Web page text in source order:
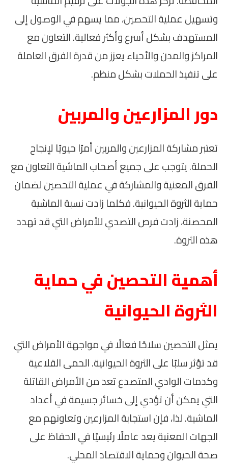
وتسهيل عملية التحصين، مما يسهم في الوصول إلى
المستهدف بشكل أسرع وأكثر فعالية. التعاون مع
المراكز والمدن والأحياء يعزز من قدرة الفرق العاملة
على تنفيذ الحملات بشكل منظم.
دور المزارعين والمربين
تعتبر مشاركة المزارعين والمربين أمرًا حيويًا لإنجاح
الحملة. يتوجب على جميع أصحاب الماشية التعاون مع
الفرق المعنية والمشاركة في عملية التحصين لضمان
حماية الثروة الحيوانية. فكلما زادت نسبة الماشية
المحصنة، زادت فرص التصدي للأمراض التي قد تهدد
هذه الثروة.
أهمية التحصين في حماية
الثروة الحيوانية
يمثل التحصين سلاحًا فعالًا في مواجهة الأمراض التي
قد تؤثر سلبًا على الثروة الحيوانية. الحمى القلاعية
وكدمات الوادي المتصدع تعد من الأمراض القاتلة
التي يمكن أن تؤدي إلى خسائر جسيمة في أعداد
الماشية. لذا، فإن استجابة المزارعين وتعاونهم مع
الجهات المعنية يعد عاملًا رئيسيًا في الحفاظ على
صحة الحيوان وحماية الاقتصاد المحلي.